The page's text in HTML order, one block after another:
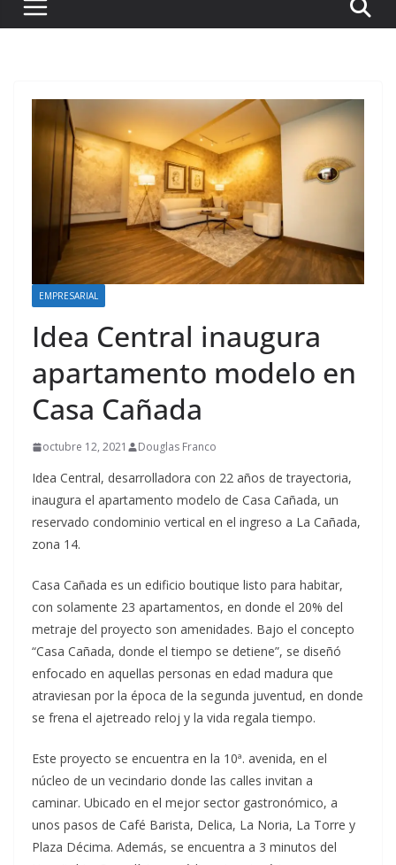
EMPRESARIAL
Idea Central inaugura
apartamento modelo en
Casa Cañada
octubre 12, 2021 Douglas Franco
Idea Central, desarrolladora con 22 años de trayectoria,
inaugura el apartamento modelo de Casa Cañada, un
reservado condominio vertical en el ingreso a La Cañada,
zona 14.
Casa Cañada es un edificio boutique listo para habitar,
con solamente 23 apartamentos, en donde el 20% del
metraje del proyecto son amenidades. Bajo el concepto
“Casa Cañada, donde el tiempo se detiene”, se diseñó
enfocado en aquellas personas en edad madura que
atraviesan por la época de la segunda juventud, en donde
se frena el ajetreado reloj y la vida regala tiempo.
Este proyecto se encuentra en la 10ª. avenida, en el
núcleo de un vecindario donde las calles invitan a
caminar. Ubicado en el mejor sector gastronómico, a
unos pasos de Café Barista, Delica, La Noria, La Torre y
Plaza Décima. Además, se encuentra a 3 minutos del